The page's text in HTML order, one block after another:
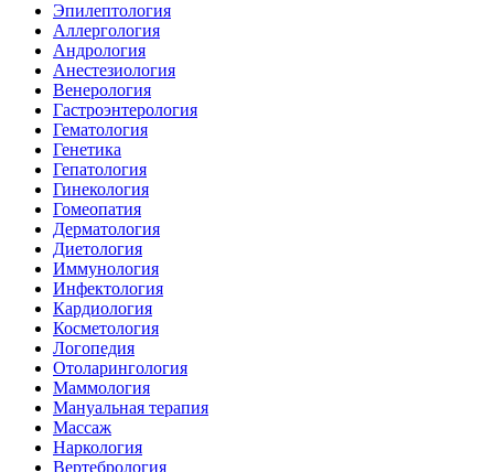
Эпилептология
Аллергология
Андрология
Анестезиология
Венерология
Гастроэнтерология
Гематология
Генетика
Гепатология
Гинекология
Гомеопатия
Дерматология
Диетология
Иммунология
Инфектология
Кардиология
Косметология
Логопедия
Отоларингология
Маммология
Мануальная терапия
Массаж
Наркология
Вертебрология